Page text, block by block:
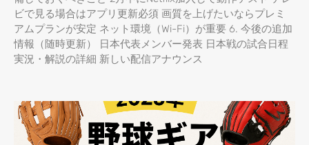
ビで見る場合はアプリ更新必須 画質を上げたいならプレミ
アムプランが安定 ネット環境（Wi-Fi）が重要 6. 今後の追加
情報（随時更新） 日本代表メンバー発表 日本戦の試合日程
実況・解説の詳細 新しい配信アナウンス